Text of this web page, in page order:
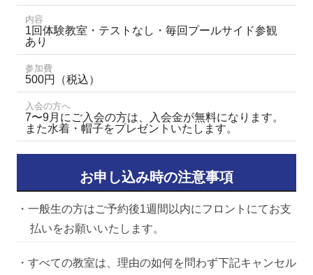
内容
1回体験教室・テストなし・毎回プールサイド参観
あり
参加費
500円（税込）
入会の方へ
7〜9月にご入会の方は、入会金が無料になります。
また水着・帽子をプレゼントいたします。
お申し込み時の注意事項
・一般生の方はご予約後1週間以内にフロントにてお支
払いをお願いいたします。
・すべての教室は、理由の如何を問わず下記キャンセル